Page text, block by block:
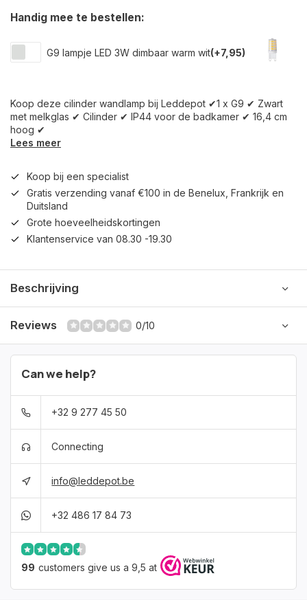
Handig mee te bestellen:
G9 lampje LED 3W dimbaar warm wit(+7,95)
Koop deze cilinder wandlamp bij Leddepot ✔1 x G9 ✔ Zwart
met melkglas ✔ Cilinder ✔ IP44 voor de badkamer ✔ 16,4 cm
hoog ✔
Lees meer
Koop bij een specialist
Gratis verzending vanaf €100 in de Benelux, Frankrijk en
Duitsland
Grote hoeveelheidskortingen
Klantenservice van 08.30 -19.30
Beschrijving
Reviews 0/10
Can we help?
+32 9 277 45 50
Connecting
info@leddepot.be
+32 486 17 84 73
99 customers give us a 9,5 at